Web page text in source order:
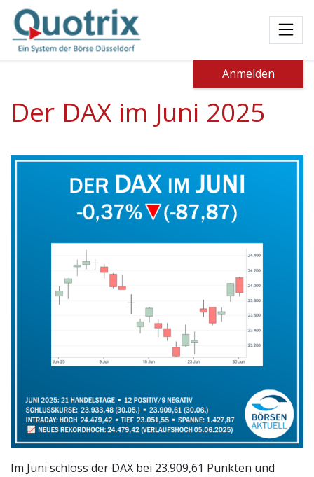
Anmelden
Der DAX im Juni 2025
Im Juni schloss der DAX bei 23.909,61 Punkten und